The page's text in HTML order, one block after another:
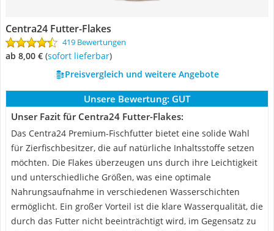
Centra24 Futter-Flakes
419 Bewertungen
ab 8,00 € ( Sofort lieferbar)
Preisvergleich und weitere Angebote
Unsere Bewertung: GUT
Unser Fazit für Centra24 Futter-Flakes:
Das Centra24 Premium-Fischfutter bietet eine solide Wahl
für Zierfischbesitzer, die auf natürliche Inhaltsstoffe setzen
möchten. Die Flakes überzeugen uns durch ihre Leichtigkeit
und unterschiedliche Größen, was eine optimale
Nahrungsaufnahme in verschiedenen Wasserschichten
ermöglicht. Ein großer Vorteil ist die klare Wasserqualität, die
durch das Futter nicht beeinträchtigt wird, im Gegensatz zu